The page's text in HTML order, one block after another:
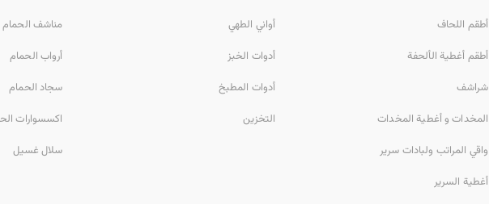
أطقم اللحاف
أطقم أغطية الألحفة
شراشف
المخدات و أغطية المخدات
واقي المراتب ولبادات سرير
أغطية السرير
أواني الطهي
أدوات الخبز
أدوات المطبخ
التخزين
مناشف الحمام
أرواب الحمام
سجاد الحمام
اكسسوارات
سلال غسيل